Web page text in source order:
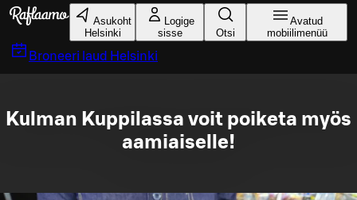
Liigu peamise sisu juurde
Asukoht
Helsinki
Logige
sisse
Otsi
Avatud
mobiilimenüü
Broneeri laud Helsinki
Kulman Kuppilassa voit poiketa myös
aamiaiselle!